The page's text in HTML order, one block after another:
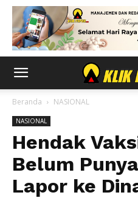
Beranda NASIONAL
NASIONAL
Hendak
Belum
Lapor ke